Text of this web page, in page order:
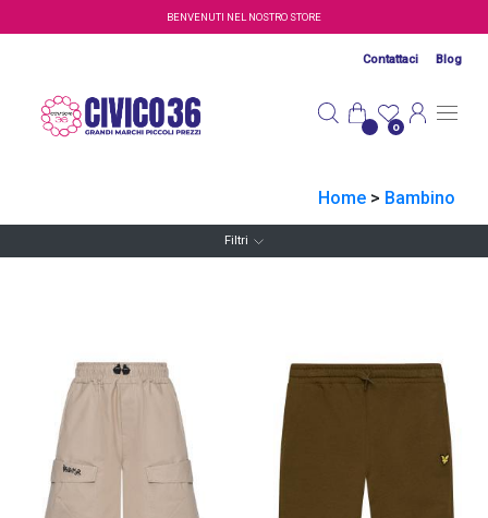
Salta al contenuto principaleBENVENUTI NEL NOSTRO STORE
Contattaci Blog
0
Home > Bambino
Filtri